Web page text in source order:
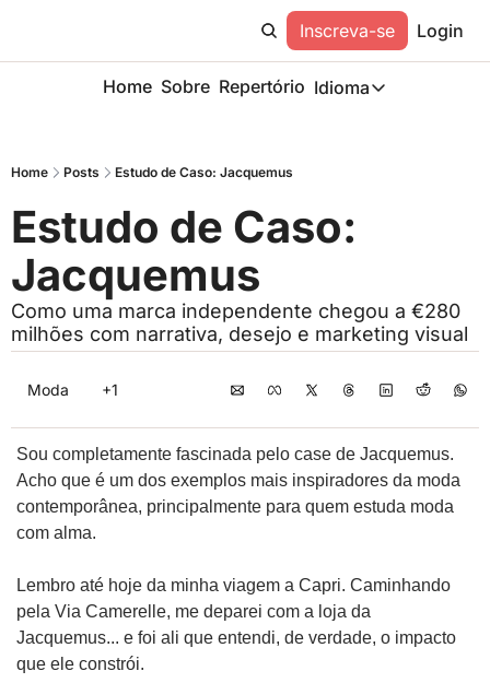
Inscreva-se Login
Home Sobre Repertório Idioma
Idioma
Home Posts Estudo de Caso: Jacquemus
Estudo de Caso:
Jacquemus
Como uma marca independente chegou a €280
milhões com narrativa, desejo e marketing visual
Moda +1
Sou completamente fascinada pelo case de Jacquemus.
Acho que é um dos exemplos mais inspiradores da moda
contemporânea, principalmente para quem estuda moda
com alma.
Lembro até hoje da minha viagem a Capri. Caminhando
pela Via Camerelle, me deparei com a loja da
Jacquemus... e foi ali que entendi, de verdade, o impacto
que ele constrói.